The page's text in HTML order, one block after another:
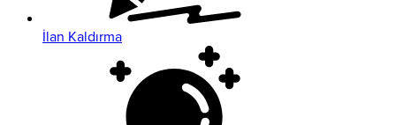
İlan Kaldırma